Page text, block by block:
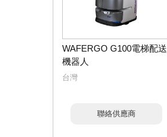
WAFERGO G100電梯配送
機器人
台灣
聯絡供應商